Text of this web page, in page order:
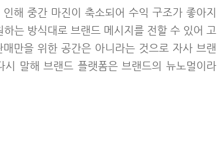
해 중간 마진이 축소되어 수익 구조가 좋아지
는 방식대로 브랜드 메시지를 전할 수 있어 고
만을 위한 공간은 아니라는 것으로 자사 브랜
말해 브랜드 플랫폼은 브랜드의 뉴노멀이라